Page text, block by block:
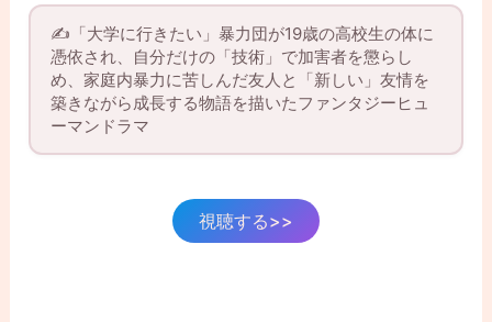
✍️「大学に行きたい」暴力団が19歳の高校生の体に
憑依され、自分だけの「技術」で加害者を懲らし
め、家庭内暴力に苦しんだ友人と「新しい」友情を
築きながら成長する物語を描いたファンタジーヒュ
ーマンドラマ
視聴する>>